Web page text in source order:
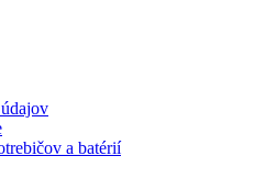
a batérií